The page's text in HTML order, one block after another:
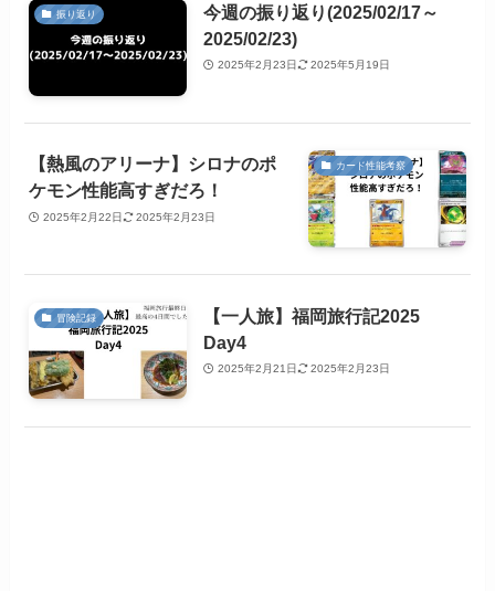
振り返り
今週の振り返り(2025/02/17～
2025/02/23)
2025年2月23日 2025年5月19日
カード性能考察
【熱風のアリーナ】シロナのポ
ケモン性能高すぎだろ！
2025年2月22日 2025年2月23日
冒険記録
【一人旅】福岡旅行記2025
Day4
2025年2月21日 2025年2月23日